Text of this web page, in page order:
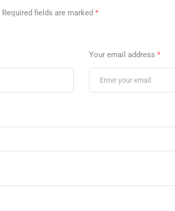
Required fields are marked*
Your email address *